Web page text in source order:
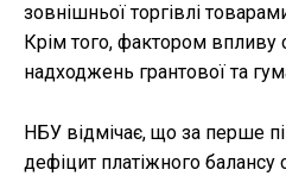
зовнішньої торгівлі
Крім того, фактором
надходжень грантової та
НБУ відмічає, що за перше
дефіцит платіжного